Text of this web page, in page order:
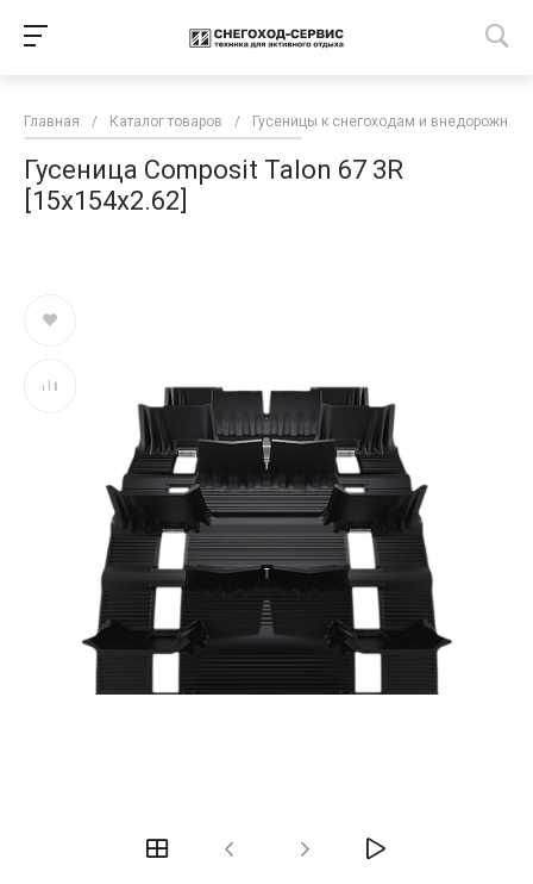
Главная / Каталог товаров / Гусеницы к снегоходам и внедорожной
Гусеница Сomposit Talon 67 3R
[15x154x2.62]